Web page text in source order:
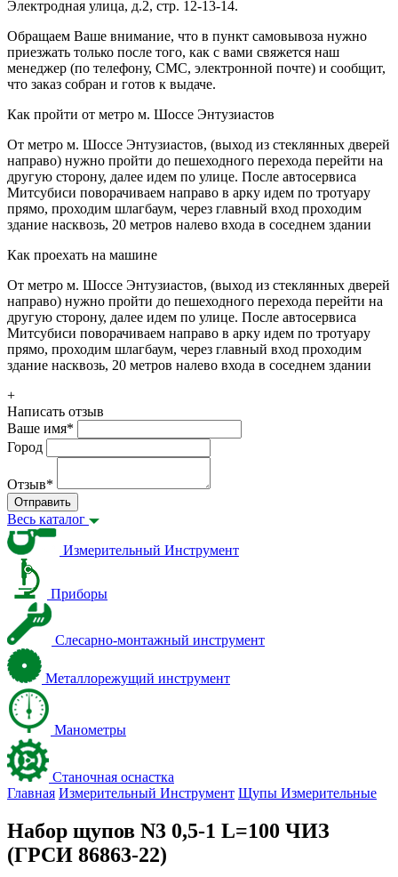
Электродная улица, д.2, стр. 12-13-14.
Обращаем Ваше внимание, что в пункт самовывоза нужно
приезжать только после того, как с вами свяжется наш
менеджер (по телефону, СМС, электронной почте) и сообщит,
что заказ собран и готов к выдаче.
Как пройти от метро м. Шоссе Энтузиастов
От метро м. Шоссе Энтузиастов, (выход из стеклянных дверей
направо) нужно пройти до пешеходного перехода перейти на
другую сторону, далее идем по улице. После автосервиса
Митсубиси поворачиваем направо в арку идем по тротуару
прямо, проходим шлагбаум, через главный вход проходим
здание насквозь, 20 метров налево входа в соседнем здании
Как проехать на машине
От метро м. Шоссе Энтузиастов, (выход из стеклянных дверей
направо) нужно пройти до пешеходного перехода перейти на
другую сторону, далее идем по улице. После автосервиса
Митсубиси поворачиваем направо в арку идем по тротуару
прямо, проходим шлагбаум, через главный вход проходим
здание насквозь, 20 метров налево входа в соседнем здании
+
Написать отзыв
Ваше имя*
Город
Отзыв*
Отправить
Весь каталог
Измерительный Инструмент
Приборы
Слесарно-монтажный инструмент
Металлорежущий инструмент
Манометры
Станочная оснастка
Главная Измерительный Инструмент Щупы Измерительные
Набор щупов N3 0,5-1 L=100 ЧИЗ
(ГРСИ 86863-22)